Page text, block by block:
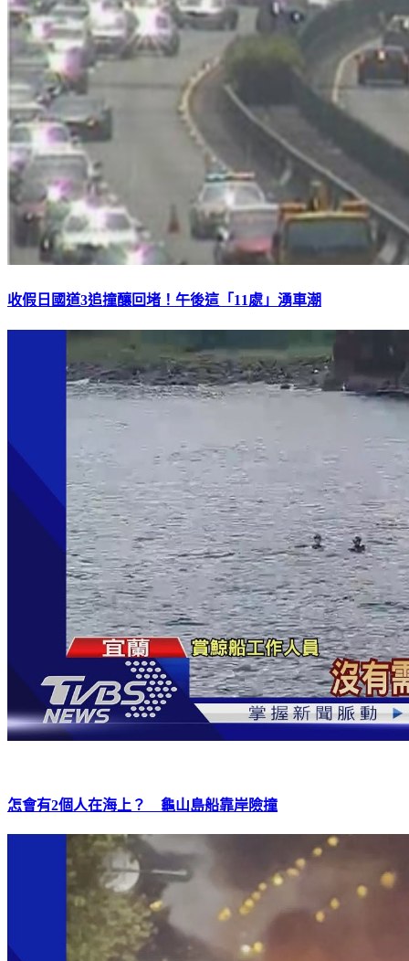
收假日國道3追撞釀回堵！午後這「11處」湧車潮
怎會有2個人在海上？ 龜山島船靠岸險撞